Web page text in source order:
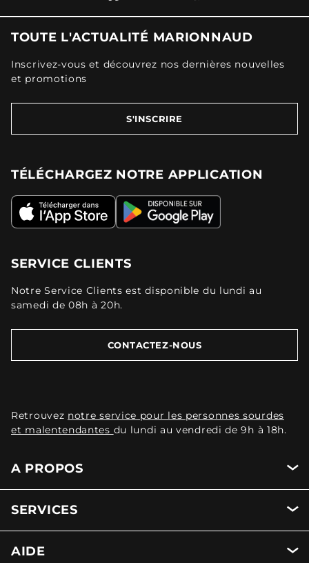
TOUTE L'ACTUALITÉ MARIONNAUD
Inscrivez-vous et découvrez nos dernières nouvelles
et promotions
S'INSCRIRE
TÉLÉCHARGEZ NOTRE APPLICATION
SERVICE CLIENTS
Notre Service Clients est disponible du lundi au
samedi de 08h à 20h.
CONTACTEZ-NOUS
Retrouvez notre service pour les personnes sourdes
et malentendantes du lundi au vendredi de 9h à 18h.
A PROPOS
SERVICES
AIDE